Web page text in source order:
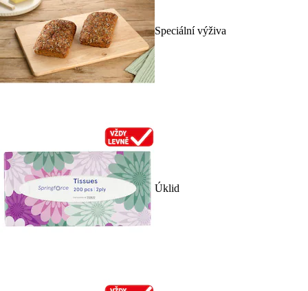
Speciální výživa
Úklid